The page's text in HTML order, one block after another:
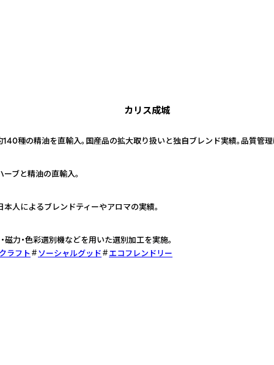
カリス成城
種の精油を直輸入。国産品の拡大取り扱いと独自ブレンド実績。品質管
ブと精油の直輸入。
人によるブレンドティーやアロマの実績。
力・色彩選別機などを用いた選別加工を実施。
ラフト
ソーシャルグッド エコフレンドリー